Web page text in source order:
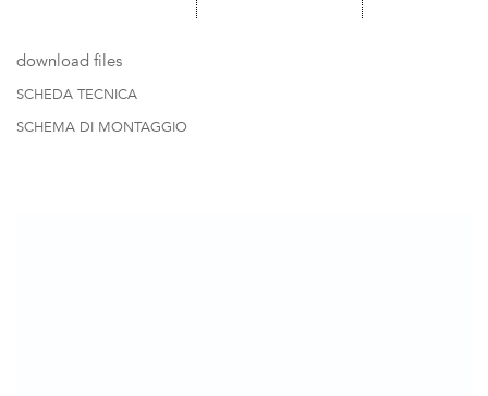
download files
SCHEDA TECNICA
SCHEMA DI MONTAGGIO